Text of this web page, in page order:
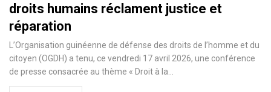
droits humains réclament justice et
réparation
L’Organisation guinéenne de défense des droits de l’homme et du
citoyen (OGDH) a tenu, ce vendredi 17 avril 2026, une conférence
de presse consacrée au thème « Droit à la…